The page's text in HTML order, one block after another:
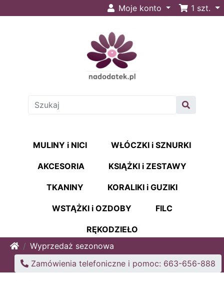
Moje konto 1 szt.
MULINY i NICI WŁÓCZKI i SZNURKI
AKCESORIA KSIĄŻKI i ZESTAWY
TKANINY KORALIKI i GUZIKI
WSTĄŻKI i OZDOBY FILC
RĘKODZIEŁO
HomeWyprzedaż sezonowa
Zamówienia telefoniczne i pomoc: 663-656-888